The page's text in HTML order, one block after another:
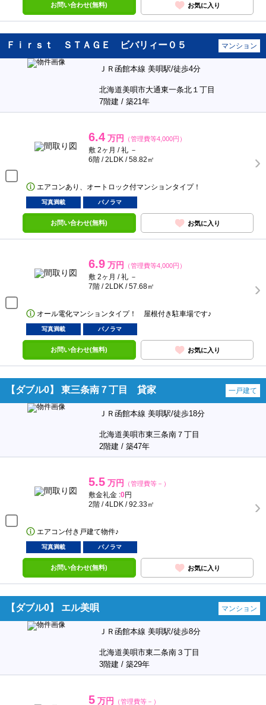
お問い合わせ(無料) お気に入り
Ｆｉｒｓｔ ＳＴＡＧＥ ビバリィー０５ マンション
ＪＲ函館本線 美唄駅/徒歩4分
北海道美唄市大通東一条北１丁目
7階建 / 築21年
6.4 万円 （管理費等4,000円）
敷 2ヶ月 / 礼 －
6階 / 2LDK / 58.82㎡
エアコンあり、オートロック付マンションタイプ！
写真満載 パノラマ
お問い合わせ(無料) お気に入り
6.9 万円 （管理費等4,000円）
敷 2ヶ月 / 礼 －
7階 / 2LDK / 57.68㎡
オール電化マンションタイプ！ 屋根付き駐車場です♪
写真満載 パノラマ
お問い合わせ(無料) お気に入り
【ダブル0】 東三条南７丁目 貸家 一戸建て
ＪＲ函館本線 美唄駅/徒歩18分
北海道美唄市東三条南７丁目
2階建 / 築47年
5.5 万円 （管理費等－）
敷金礼金 :0円
2階 / 4LDK / 92.33㎡
エアコン付き戸建て物件♪
写真満載 パノラマ
お問い合わせ(無料) お気に入り
【ダブル0】 エル美唄 マンション
ＪＲ函館本線 美唄駅/徒歩8分
北海道美唄市東二条南３丁目
3階建 / 築29年
5 万円 （管理費等－）